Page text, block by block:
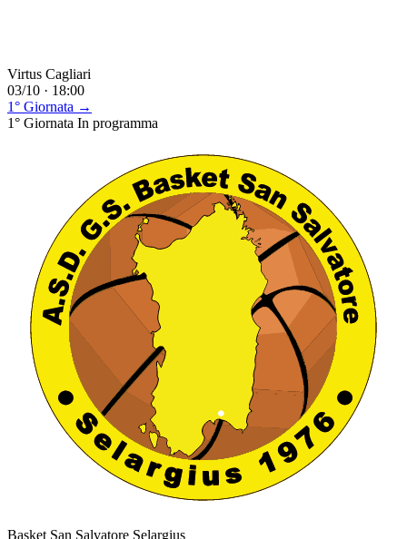
Virtus Cagliari
03/10 · 18:00
1° Giornata →
1° Giornata In programma
Basket San Salvatore Selargius